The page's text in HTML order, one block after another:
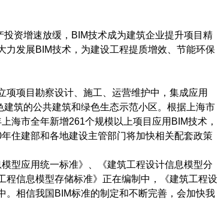
资增速放缓，BIM技术成为建筑企业提升项目精
发展BIM技术，为建设工程提质增效、节能环保
项目勘察设计、施工、运营维护中，集成应用
筑的公共建筑和绿色生态示范小区。根据上海市
海市全年新增261个规模以上项目应用BIM技术，
住建部和各地建设主管部门将加快相关配套政策
型应用统一标准》、《建筑工程设计信息模型分
信息模型存储标准》正在编制中，《建筑工程设
相信我国BIM标准的制定和不断完善，会加快我